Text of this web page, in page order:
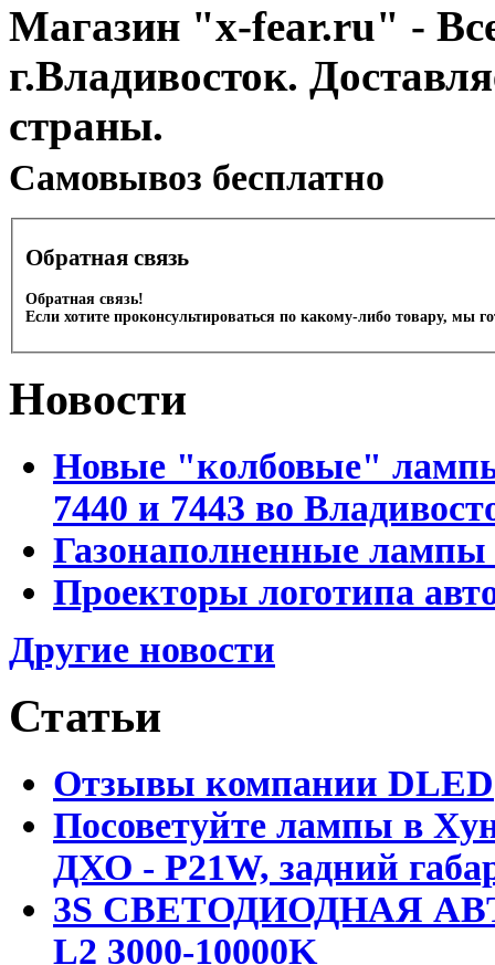
Магазин "x-fear.ru" -
г.Владивосток.
страны.
Cамовывоз бесплатно
Обратная связь
Обратная связь!
Если хотите проконсультироваться по какому-либо товару, мы
Новости
Новые "колбовые"
7440 и 7443 во
Газонаполненные лампы
Проекторы логотипа
Другие новости
Статьи
Отзывы компании DLED
Посоветуйте лампы в
ДХО - P21W, задний
3S СВЕТОДИОДНАЯ
L2 3000-10000K